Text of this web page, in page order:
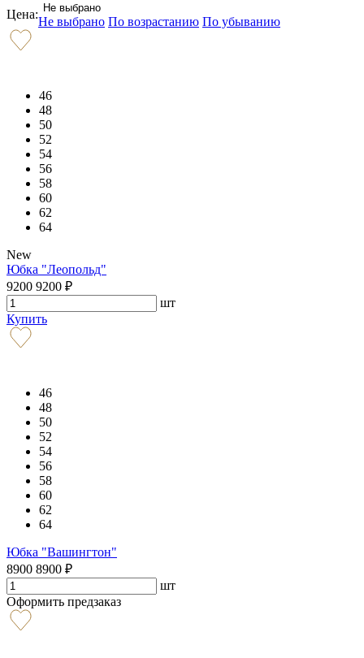
Цена: Не выбрано
Не выбрано По возрастанию По убыванию
46
48
50
52
54
56
58
60
62
64
New
Юбка "Леопольд"
9200 9200 ₽
шт
Купить
46
48
50
52
54
56
58
60
62
64
Юбка "Вашингтон"
8900 8900 ₽
шт
Оформить предзаказ